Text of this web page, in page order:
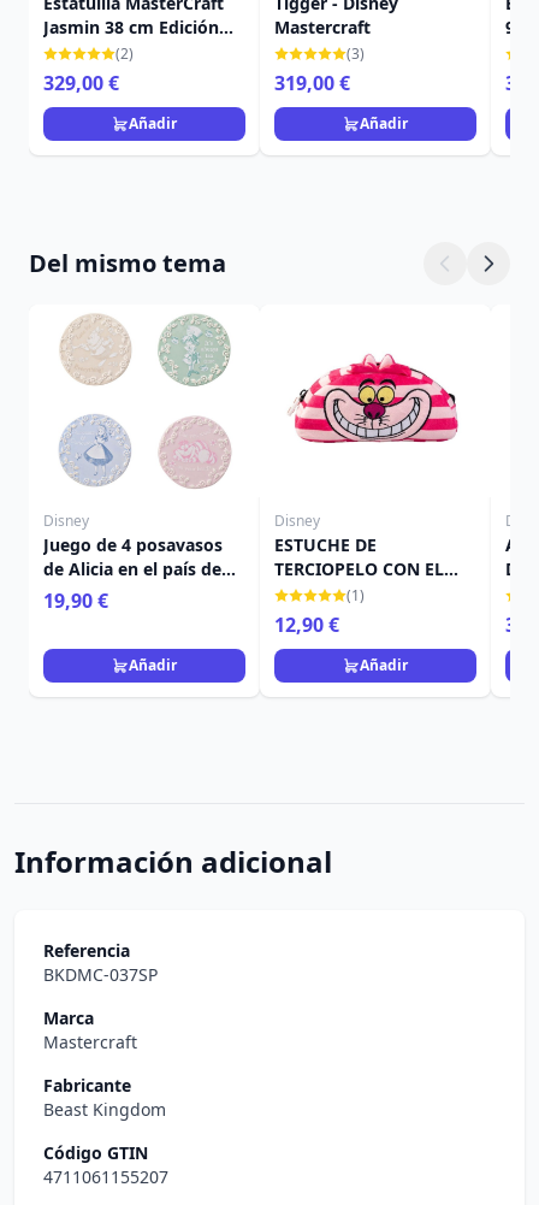
Jasmin 38 cm Edición
limitada - Disney
Aladdín
(2)
329,00 €
Añadir
Mastercraft
(3)
319,00 €
Añadir
999
Del mismo tema
Disney
Juego de 4 posavasos
de Alicia en el país de
las maravillas de Disney
19,90 €
Añadir
Disney
ESTUCHE DE
TERCIOPELO CON EL
GATO RISON - DISNEY
ALICIA EN EL PAÍS DE
LAS MARAVILLAS
(1)
12,90 €
Añadir
Información adicional
Referencia
BKDMC-037SP
Marca
Mastercraft
Fabricante
Beast Kingdom
Código GTIN
4711061155207